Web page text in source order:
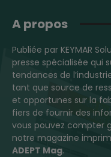
A propos
Publiée par KEYMAR
presse spécialisée qui
tendances de
tant que source de
et opportunes sur la
fiers de fournir des
vous pouvez compter
notre magazine
ADEPT Mag.